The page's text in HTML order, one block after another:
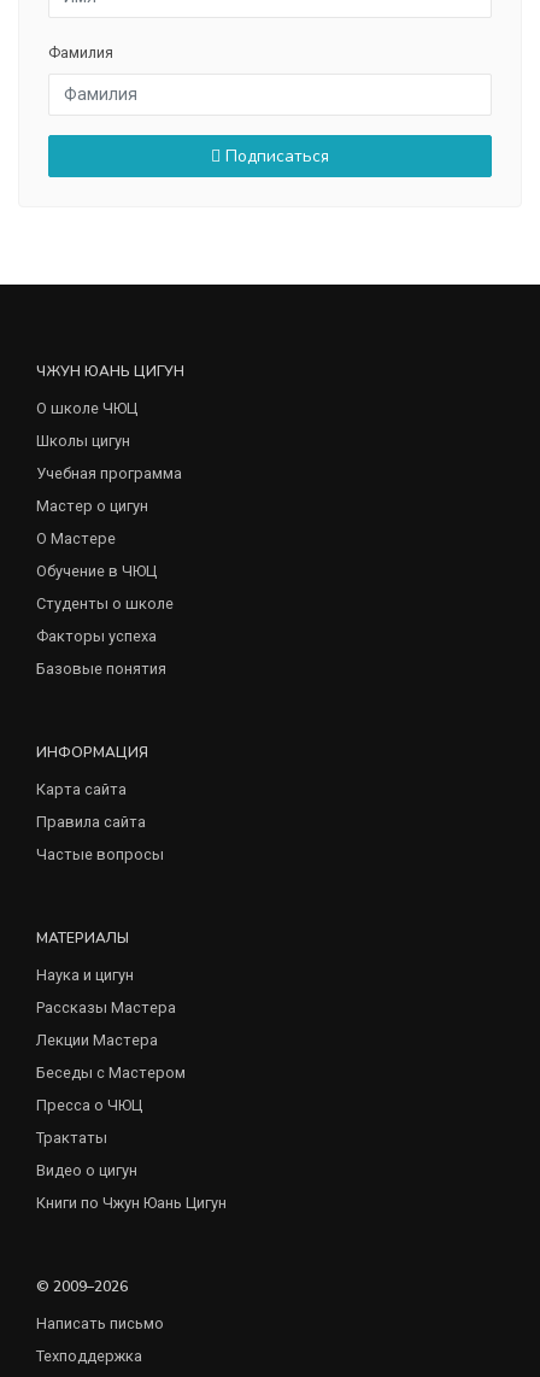
Фамилия
Подписаться
ЧЖУН ЮАНЬ ЦИГУН
О школе ЧЮЦ
Школы цигун
Учебная программа
Мастер о цигун
О Мастере
Обучение в ЧЮЦ
Студенты о школе
Факторы успеха
Базовые понятия
ИНФОРМАЦИЯ
Карта сайта
Правила сайта
Частые вопросы
МАТЕРИАЛЫ
Наука и цигун
Рассказы Мастера
Лекции Мастера
Беседы с Мастером
Пресса о ЧЮЦ
Трактаты
Видео о цигун
Книги по Чжун Юань Цигун
© 2009–2026
Написать письмо
Техподдержка